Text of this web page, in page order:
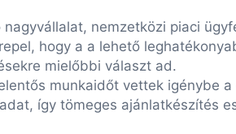
nemzetközi piaci
hogy a a lehető
mielőbbi választ ad.
munkaidőt vettek igénybe
így tömeges ajánlatkészítés